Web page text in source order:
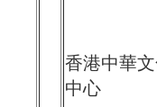
香港中華
中心